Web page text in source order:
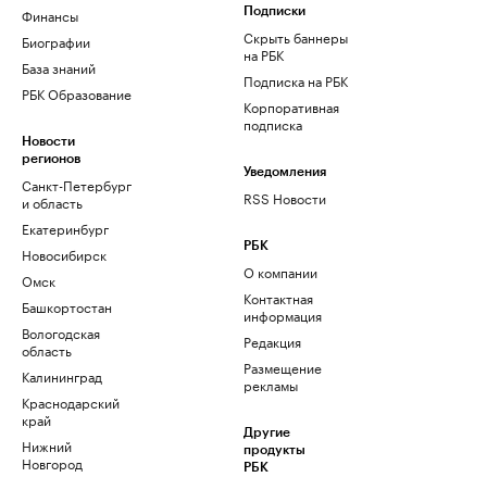
Финансы
Биографии
База знаний
РБК Образование
Новости
регионов
Санкт-Петербург
и область
Екатеринбург
Новосибирск
Омск
Башкортостан
Вологодская
область
Калининград
Краснодарский
край
Нижний
Новгород
Подписки
Скрыть баннеры
на РБК
Подписка на РБК
Корпоративная
подписка
Уведомления
RSS Новости
РБК
О компании
Контактная
информация
Редакция
Размещение
рекламы
Другие
продукты
РБК